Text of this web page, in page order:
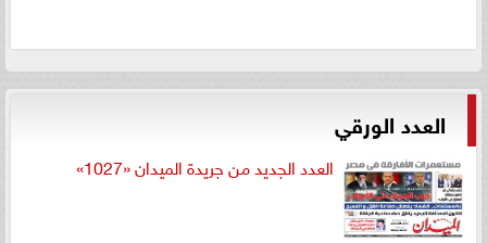
العدد الورقي
العدد الجديد من جريدة الميدان «1027»